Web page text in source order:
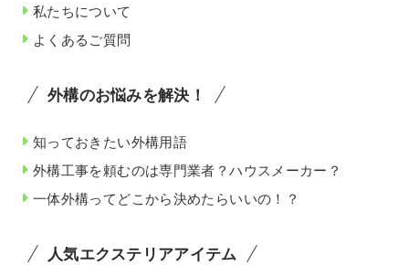
私たちについて
よくあるご質問
外構のお悩みを解決！
知っておきたい外構用語
外構工事を頼むのは専門業者？ハウスメーカー？
一体外構ってどこから決めたらいいの！？
人気エクステリアアイテム